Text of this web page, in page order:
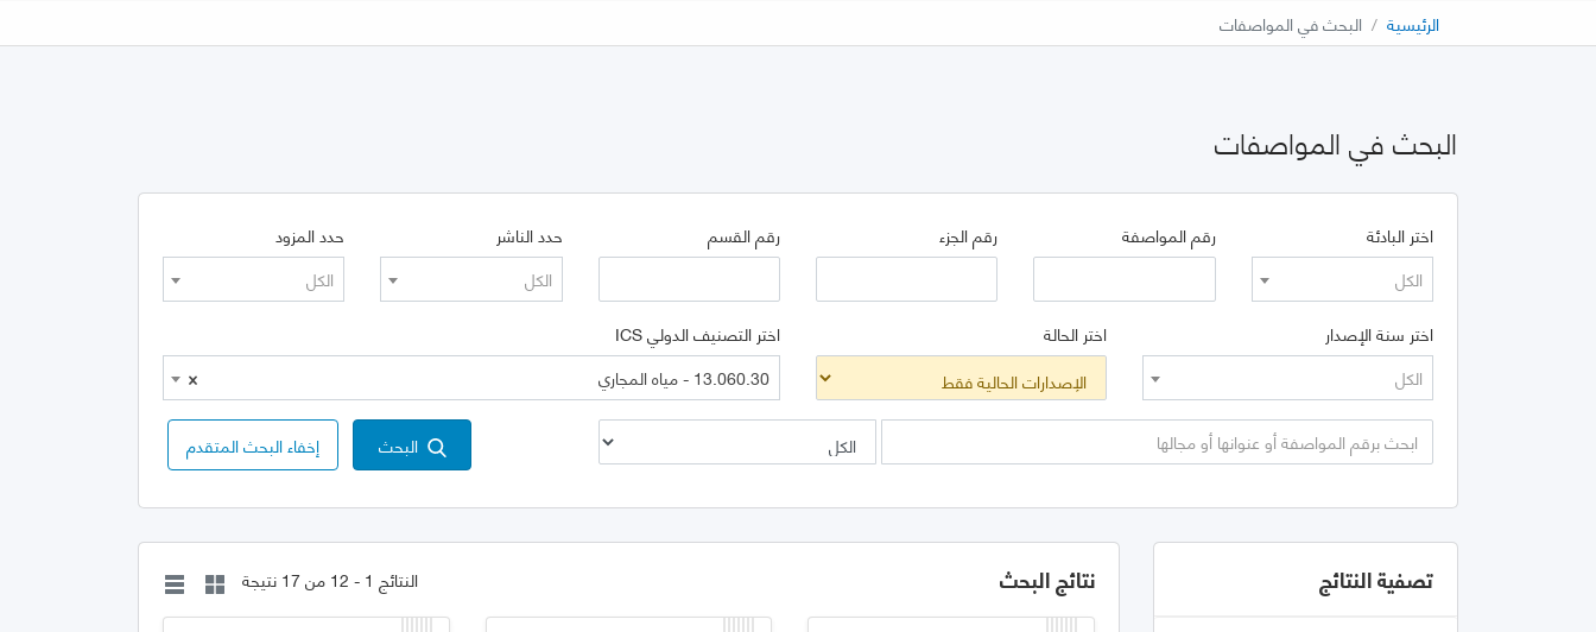
الرئيسية البحث في المواصفات
البحث في المواصفات
اختر البادئة
الكل
رقم المواصفة رقم الجزء رقم القسم
حدد الناشر
الكل
حدد المزود
الكل
اختر سنة الإصدار
الكل
اختر الحالة
اختر التصنيف الدولي ICS
×
13.060.30 - مياه المجاري
البحث إخفاء البحث المتقدم
تصفية النتائج نتائج البحث النتائج 1 - 12 من 17 نتيجة